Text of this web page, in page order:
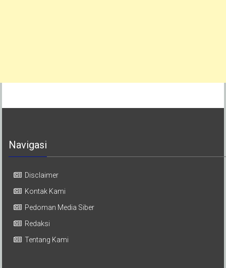
Navigasi
Disclaimer
Kontak Kami
Pedoman Media Siber
Redaksi
Tentang Kami